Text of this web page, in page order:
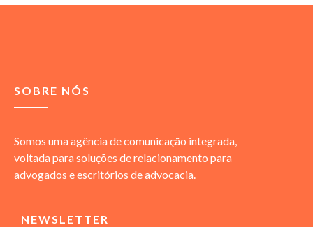
SOBRE NÓS
Somos uma agência de comunicação integrada,
voltada para soluções de relacionamento para
advogados e escritórios de advocacia.
NEWSLETTER